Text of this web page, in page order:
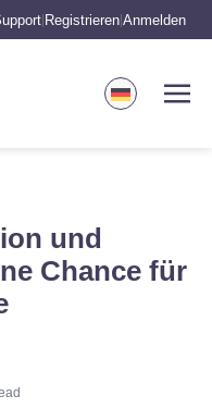
Registrieren Anmelden
und
Chance für